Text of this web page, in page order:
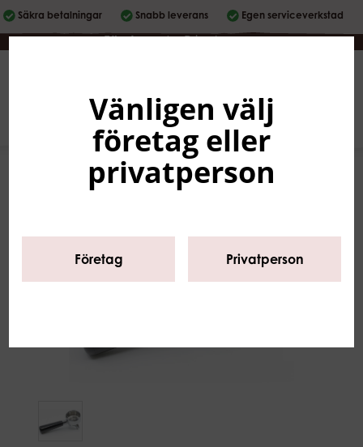
Säkra betalningar Snabb leverans Egen serviceverkstad
Företag | Privatperson
0
Vänligen välj
företag eller
privatperson
Företag Privatperson